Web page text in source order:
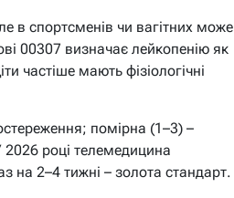
в спортсменів чи вагітних може
00307 визначає лейкопенію як
частіше мають фізіологічні
помірна (1–3) –
2026 році телемедицина
на 2–4 тижні – золота стандарт.